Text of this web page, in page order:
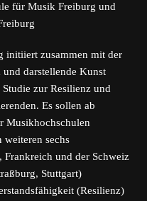
für Musik Freiburg und
initiiert zusammen mit der
darstellende Kunst
zur Resilienz und
Es sollen ab
Musikhochschulen
sechs
und der Schweiz
Stuttgart)
(Resilienz)